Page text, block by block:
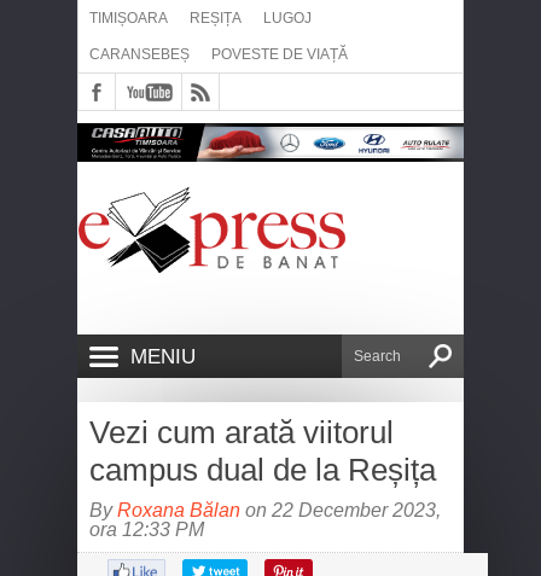
TIMIȘOARA REȘIȚA LUGOJ
CARANSEBEȘ POVESTE DE VIAȚĂ
MENIU
Vezi cum arată viitorul
campus dual de la Reșița
ByRoxana Bălan on 22 December 2023,
ora 12:33 PM